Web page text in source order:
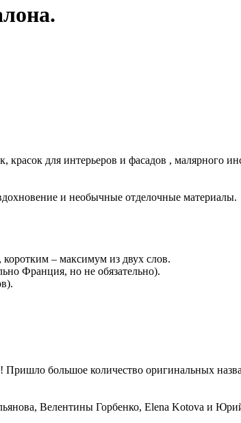
для интерьеров и фасадов , малярного
и необычные отделочные материалы.
– максимум из двух слов.
Франция, но не обязательно).
большое количество оригинальных
Велентины Горбенко, Elena Kotova и